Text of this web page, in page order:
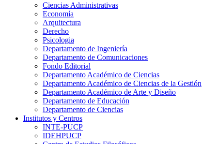
Ciencias Administrativas
Economía
Arquitectura
Derecho
Psicologia
Departamento de Ingeniería
Departamento de Comunicaciones
Fondo Editorial
Departamento Académico de Ciencias
Departamento Académico de Ciencias de la Gestión
Departamento Académico de Arte y Diseño
Departamento de Educación
Departamento de Ciencias
Institutos y Centros
INTE-PUCP
IDEHPUCP